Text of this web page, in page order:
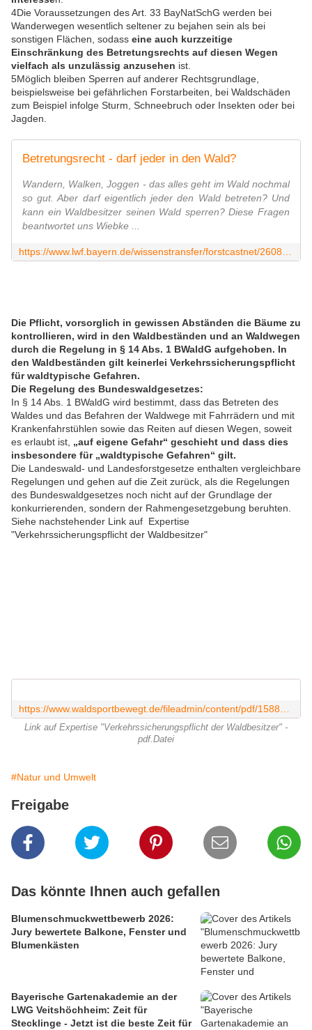
4Die Voraussetzungen des Art. 33 BayNatSchG werden bei
Wanderwegen wesentlich seltener zu bejahen sein als bei
sonstigen Flächen, sodass eine auch kurzzeitige
Einschränkung des Betretungsrechts auf diesen Wegen
vielfach als unzulässig anzusehen ist.
5Möglich bleiben Sperren auf anderer Rechtsgrundlage,
beispielsweise bei gefährlichen Forstarbeiten, bei Waldschäden
zum Beispiel infolge Sturm, Schneebruch oder Insekten oder bei
Jagden.
Betretungsrecht - darf jeder in den Wald?
Wandern, Walken, Joggen - das alles geht im Wald nochmal
so gut. Aber darf eigentlich jeder den Wald betreten? Und
kann ein Waldbesitzer seinen Wald sperren? Diese Fragen
beantwortet uns Wiebke ...
Die Pflicht, vorsorglich in gewissen Abständen die Bäume zu
kontrollieren, wird in den Waldbeständen und an Waldwegen
durch die Regelung in § 14 Abs. 1 BWaldG aufgehoben. In
den Waldbeständen gilt keinerlei Verkehrssicherungspflicht
für waldtypische Gefahren.
Die Regelung des Bundeswaldgesetzes:
In § 14 Abs. 1 BWaldG wird bestimmt, dass das Betreten des
Waldes und das Befahren der Waldwege mit Fahrrädern und mit
Krankenfahrstühlen sowie das Reiten auf diesen Wegen, soweit
es erlaubt ist, „auf eigene Gefahr“ geschieht und dass dies
insbesondere für „waldtypische Gefahren“ gilt.
Die Landeswald- und Landesforstgesetze enthalten vergleichbare
Regelungen und gehen auf die Zeit zurück, als die Regelungen
des Bundeswaldgesetzes noch nicht auf der Grundlage der
konkurrierenden, sondern der Rahmengesetzgebung beruhten.
Siehe nachstehender Link auf Expertise
"Verkehrssicherungspflicht der Waldbesitzer"
Link auf Expertise "Verkehrssicherungspflicht der Waldbesitzer" -
pdf.Datei
#Natur und Umwelt
Freigabe
Das könnte Ihnen auch gefallen
Blumenschmuckwettbewerb 2026:
Jury bewertete Balkone, Fenster und
Blumenkästen
Bayerische Gartenakademie an der
LWG Veitshöchheim: Zeit für
Stecklinge - Jetzt ist die beste Zeit für